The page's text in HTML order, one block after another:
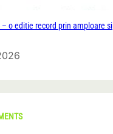
– o editie record prin amploare si